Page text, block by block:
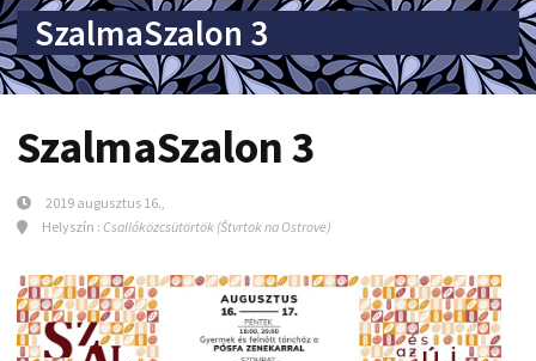
SzalmaSzalon 3
SzalmaSzalon 3
2019 augusztus 16.,
Helyszín : Csallóközcsütörtök (Štvrtok na Ostrove)